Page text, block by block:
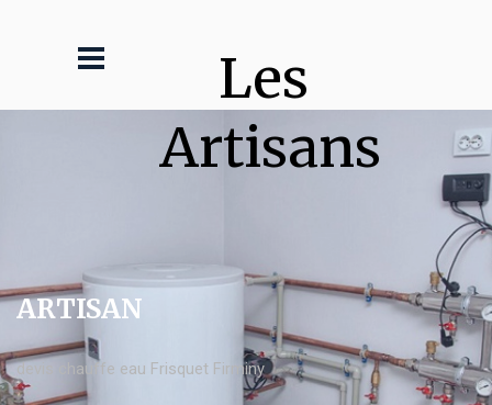
Les
Artisans
ARTISAN
devis chauffe eau Frisquet Firminy